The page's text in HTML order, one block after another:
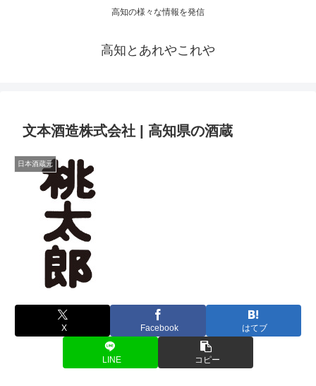
高知の様々な情報を発信
高知とあれやこれや
文本酒造株式会社 | 高知県の酒蔵
日本酒蔵元
X Facebook はてブ
LINE コピー